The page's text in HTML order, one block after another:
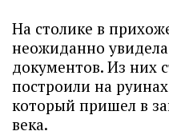
На столике в
неожиданно
документов. Из них
построили на
который пришел в
века.